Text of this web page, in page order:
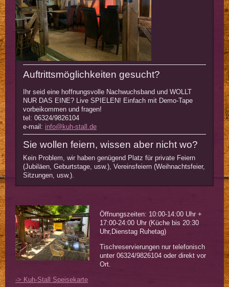
Auftrittsmöglichkeiten gesucht?
Ihr seid eine hoffnungsvolle Nachwuchsband und WOLLT
NUR DAS EINE? Live SPIELEN! Einfach mit Demo-Tape
vorbeikommen und fragen!
tel: 06324/9826104
e-mail: info@kuh-stall.de
Sie wollen feiern, wissen aber nicht wo?
Kein Problem, wir haben genügend Platz für private Feiern
(Jubiläen, Geburtstage, usw.), Vereinsfeiern (Weihnachtsfeier,
Sitzungen, usw.).
Öffnungszeiten: 10:00-14:00 Uhr +
17:00-24:00 Uhr (Küche bis 20:30
Uhr,Dienstag Ruhetag)
Tischreservierungen nur telefonisch
unter 06324/9826104 oder direkt vor
Ort.
-> Kuh-Stall Speisekarte